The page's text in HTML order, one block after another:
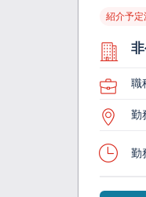
紹介予定
職
勤
勤